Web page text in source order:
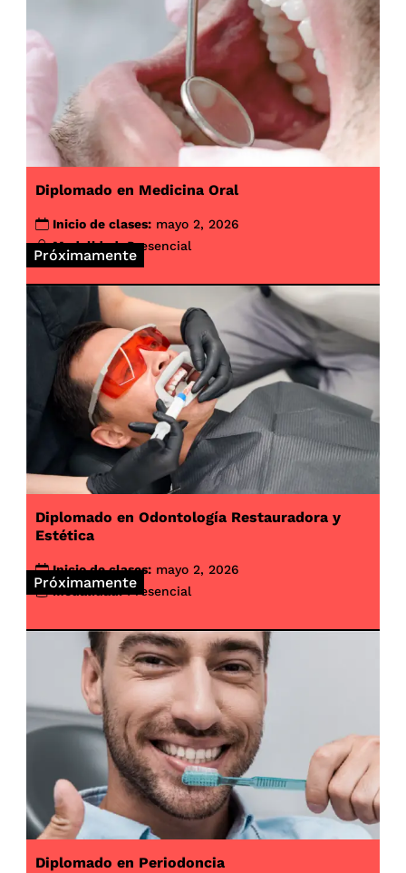
Próximamente
Diplomado en Medicina Oral
Inicio de clases: mayo 2, 2026
Modalidad: Presencial
Próximamente
Diplomado en Odontología Restauradora y
Estética
Inicio de clases: mayo 2, 2026
Modalidad: Presencial
Diplomado en Periodoncia